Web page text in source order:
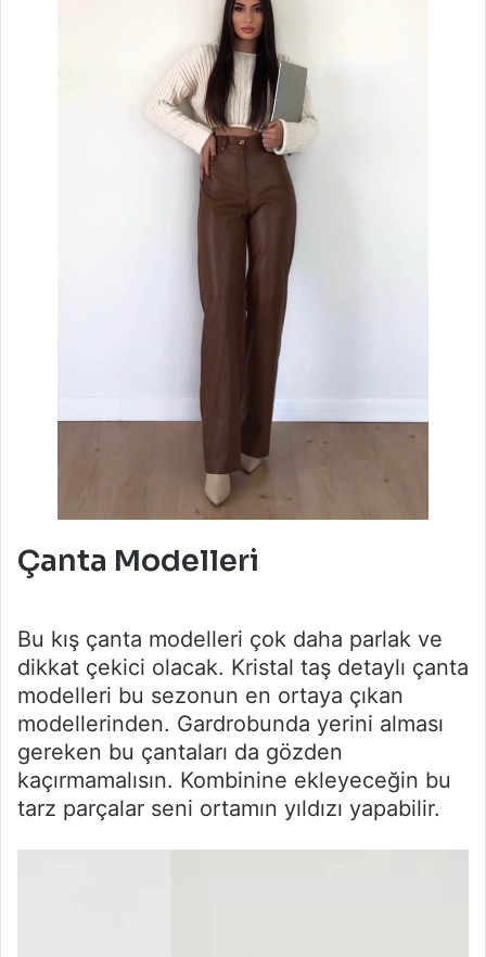
Çanta Modelleri
Bu kış çanta modelleri çok daha parlak ve
dikkat çekici olacak. Kristal taş detaylı çanta
modelleri bu sezonun en ortaya çıkan
modellerinden. Gardrobunda yerini alması
gereken bu çantaları da gözden
kaçırmamalısın. Kombinine ekleyeceğin bu
tarz parçalar seni ortamın yıldızı yapabilir.